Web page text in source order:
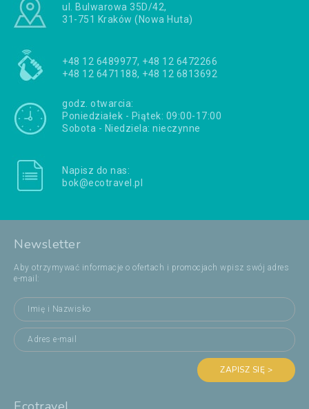
ul. Bulwarowa 35D/42,
31-751 Kraków (Nowa Huta)
+48 12 6489977, +48 12 6472266
+48 12 6471188, +48 12 6813692
godz. otwarcia:
Poniedziałek - Piątek: 09:00-17:00
Sobota - Niedziela: nieczynne
Napisz do nas:
bok@ecotravel.pl
Newsletter
Aby otrzymywać informacje o ofertach i promocjach wpisz swój adres
e-mail:
ZAPISZ SIĘ >